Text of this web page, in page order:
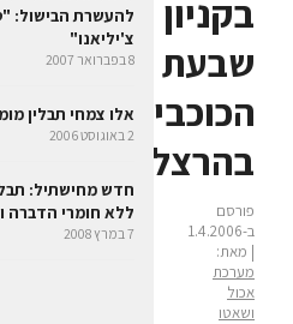
בקניון
שבעת
הכוכבים
בהרצליה
פורסם
ב-1.4.2006
| מאת:
מערכת
אכול
ושאטו
להעשרת הבישול:
צ'יליאנו"
8 בפברואר 2007
אלו צמחי תבלין
2 באוגוסט 2006
חדש מחישתיל:
ללא חומרי הדברה
7 במרץ 2008